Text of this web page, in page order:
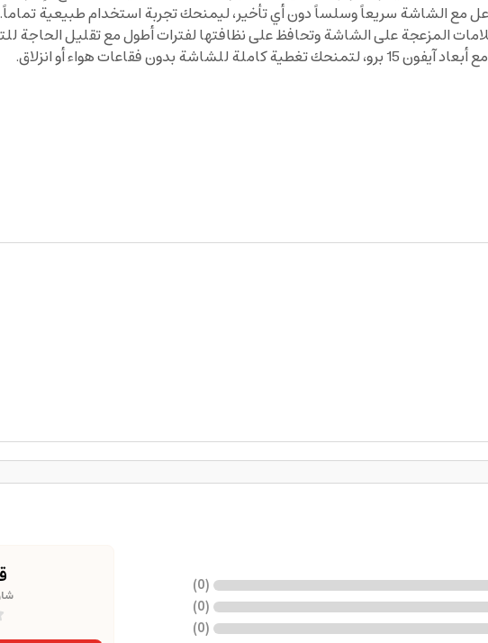
مع الشاشة سريعاً وسلساً دون أي تأخير، ليمنحك تجربة استخدام طبيعية تماماً.
المزعجة على الشاشة وتحافظ على نظافتها لفترات أطول مع تقليل الحاجة
فقاعات هواء أو انزلاق.
(
0
)
(
0
)
(
0
)